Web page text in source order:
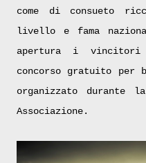
come di consueto
livello e fama
apertura i
concorso gratuito per
organizzato durante
Associazione.